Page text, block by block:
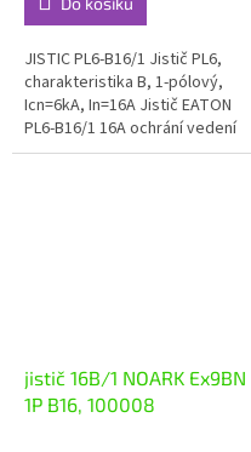
JISTIC PL6-B16/1 Jistič PL6,
charakteristika B, 1-pólový,
Icn=6kA, In=16A Jistič EATON
PL6-B16/1 16A ochrání vedení
v malém rodinném domě nebo
jistič 16B/1 NOARK Ex9BN
1P B16, 100008